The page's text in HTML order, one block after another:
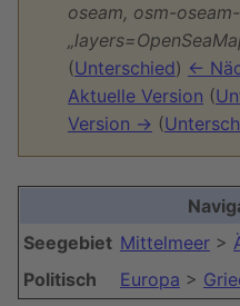
oseam, osm-
(Unterschied) ←
Aktuelle Version (
Version → (
Seegebiet Mittelmeer >
Politisch
Europa >